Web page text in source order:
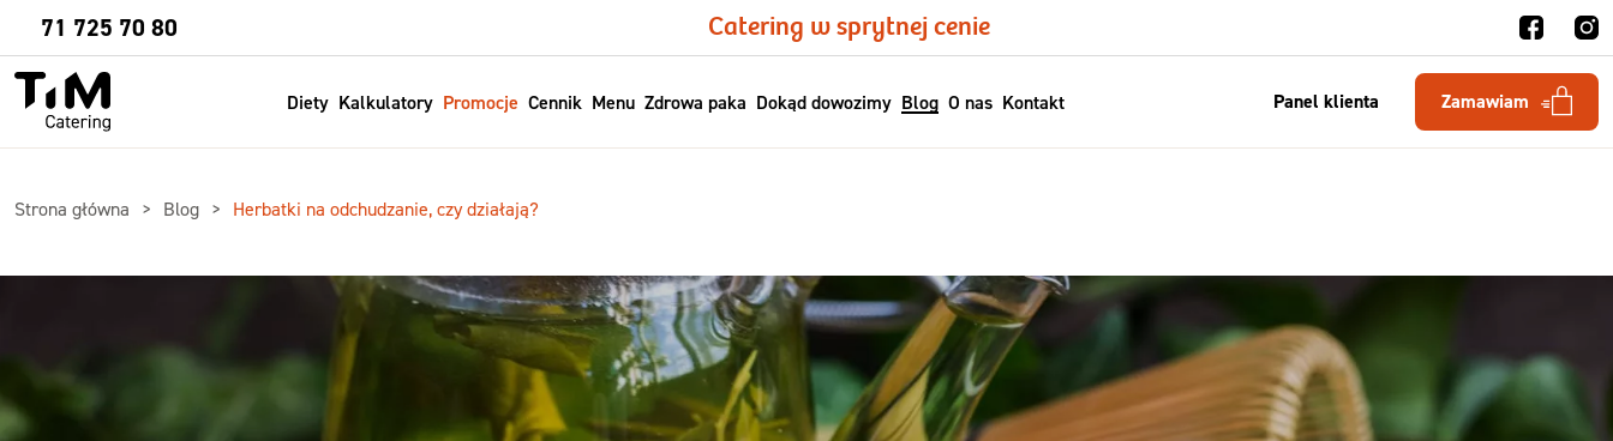
71 725 70 80 Catering w sprytnej cenie
Panel klienta Zamawiam
Diety Kalkulatory Promocje Cennik Menu Zdrowa paka Dokąd dowozimy Blog O nas Kontakt
Sprawdź
Strona główna Blog Herbatki na odchudzanie, czy działają?